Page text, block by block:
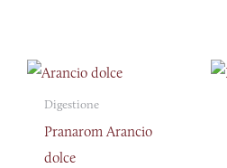
Digestione
Pranarom Arancio
dolce